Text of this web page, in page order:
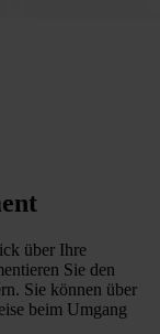
über Ihre
Sie den
Sie können über
beim Umgang